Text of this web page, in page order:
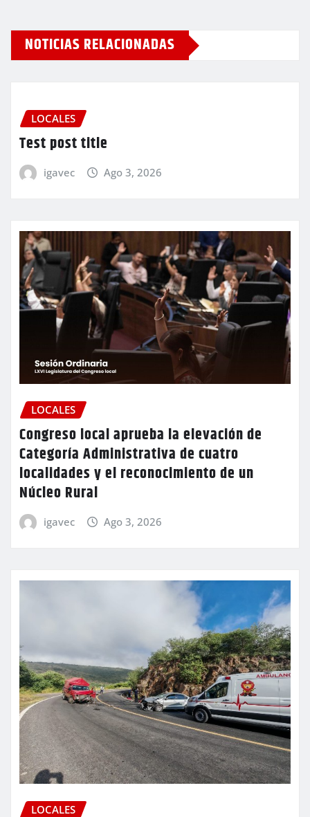
NOTICIAS RELACIONADAS
LOCALES
Test post title
igavec Ago 3, 2026
LOCALES
Congreso local aprueba la elevación de
Categoría Administrativa de cuatro
localidades y el reconocimiento de un
Núcleo Rural
igavec Ago 3, 2026
LOCALES